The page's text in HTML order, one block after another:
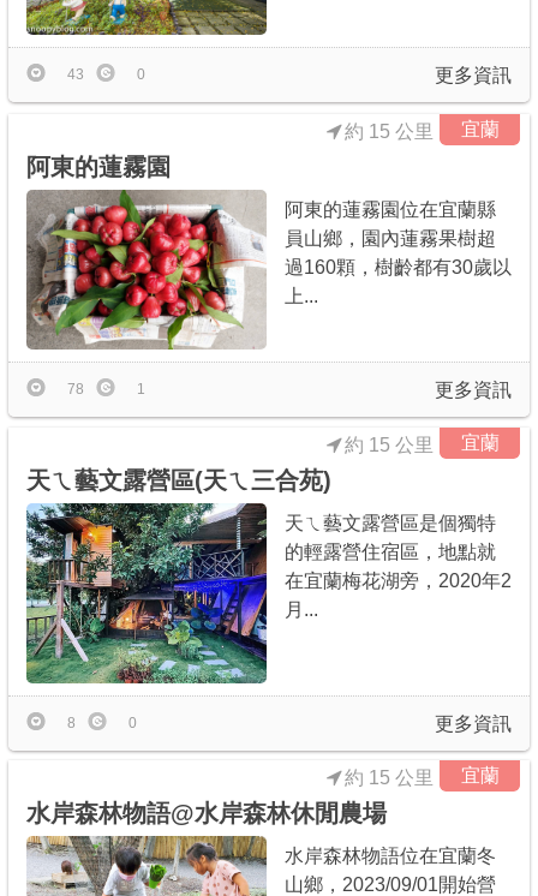
更多資訊
43 0
宜蘭
阿東的蓮霧園
約 15 公里
阿東的蓮霧園位在宜蘭縣
員山鄉，園內蓮霧果樹超
過160顆，樹齡都有30歲以
上...
更多資訊
78 1
宜蘭
天ㄟ藝文露營區(天ㄟ三合苑)
約 15 公里
天ㄟ藝文露營區是個獨特
的輕露營住宿區，地點就
在宜蘭梅花湖旁，2020年2
月...
更多資訊
8 0
宜蘭
水岸森林物語@水岸森林休閒農場
約 15 公里
水岸森林物語位在宜蘭冬
山鄉，2023/09/01開始營